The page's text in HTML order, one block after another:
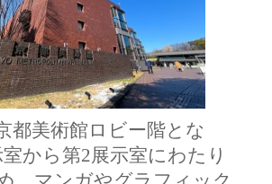
都美術館ロビー階とな
から第2展示室にわたり